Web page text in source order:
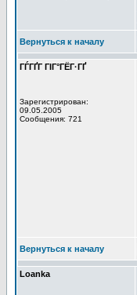
Вернуться к началу
ГЃГҐГ ГІГ°ГЁГ·ГҐ
Зарегистрирован:
09.05.2005
Сообщения: 721
Вернуться к началу
Loanka